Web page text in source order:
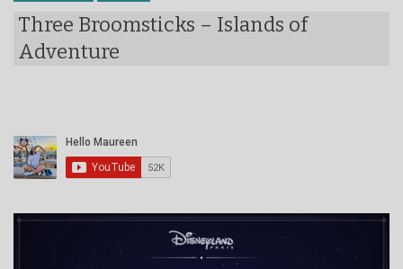
Three Broomsticks – Islands of
Adventure